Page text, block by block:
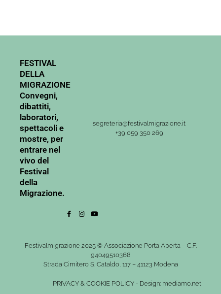
FESTIVAL
DELLA
MIGRAZIONE
Convegni,
dibattiti,
laboratori,
spettacoli e
mostre, per
entrare nel
vivo del
Festival
della
Migrazione.
segreteria@festivalmigrazione.it
+39 059 350 269
Festivalmigrazione 2025 © Associazione Porta Aperta – C.F.
94049510368
Strada Cimitero S. Cataldo, 117 – 41123 Modena
PRIVACY & COOKIE POLICY - Design: mediamo.net